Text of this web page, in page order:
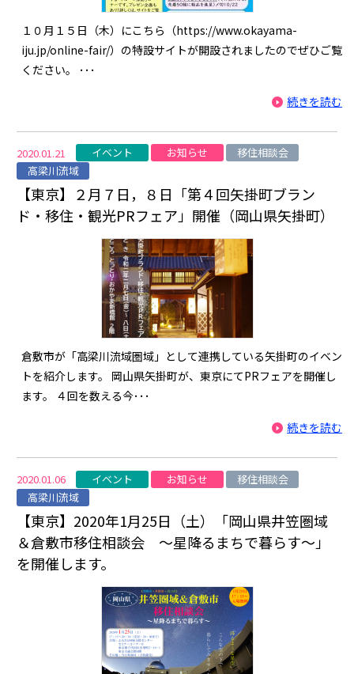
１０月１５日（木）にこちら（https://www.okayama-
iju.jp/online-fair/）の特設サイトが開設されましたのでぜひご覧
ください。 ･･･
続きを読む
2020.01.21 イベント お知らせ
移住相談会
高梁川流域
【東京】２月７日，８日「第４回矢掛町ブラン
ド・移住・観光PRフェア」開催（岡山県矢掛町）
倉敷市が「高梁川流域圏域」として連携している矢掛町のイベン
トを紹介します。 岡山県矢掛町が、東京にてPRフェアを開催し
ます。 ４回を数える今･･･
続きを読む
2020.01.06 イベント お知らせ
移住相談会
高梁川流域
【東京】2020年1月25日（土）「岡山県井笠圏域
＆倉敷市移住相談会 ～星降るまちで暮らす～」
を開催します。